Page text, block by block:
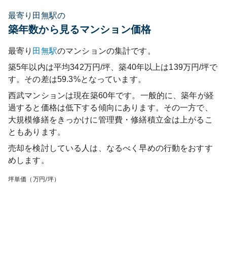
最寄り田無駅の
築年数から見るマンション価格
最寄り 田無駅のマンションの集計です。
築5年以内は平均342万円/坪、築40年以上は139万円/坪で
す。その差は59.3%となっています。
西武マンションは現在築60年です。一般的に、築年が経
過すると価格は低下する傾向にあります。その一方で、
大規模修繕をきっかけに管理費・修繕積立金は上がるこ
ともあります。
売却を検討している人は、なるべく早めの行動をおすす
めします。
坪単価（万円/坪）